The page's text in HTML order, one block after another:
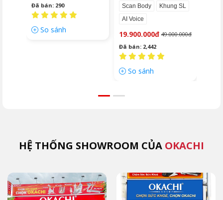
đen)
Đã bán: 290
So sánh
Scan Body
Khung SL
AI Voice
19.900.000đ 49.000.000đ
Đã bán: 2,442
So sánh
HỆ THỐNG SHOWROOM CỦA OKACHI